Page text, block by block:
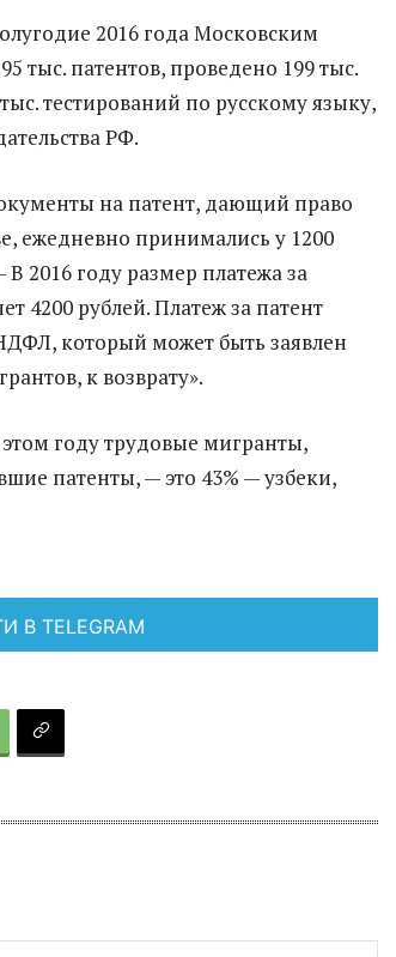
2016 года Московским
патентов, проведено 199 тыс.
тестирований по русскому языку,
РФ.
на патент, дающий право
ежедневно принимались у 1200
2016 году размер платежа за
4200 рублей. Платеж за патент
который может быть заявлен
к возврату».
году трудовые мигранты,
патенты, — это 43% — узбеки,
В TELEGRAM